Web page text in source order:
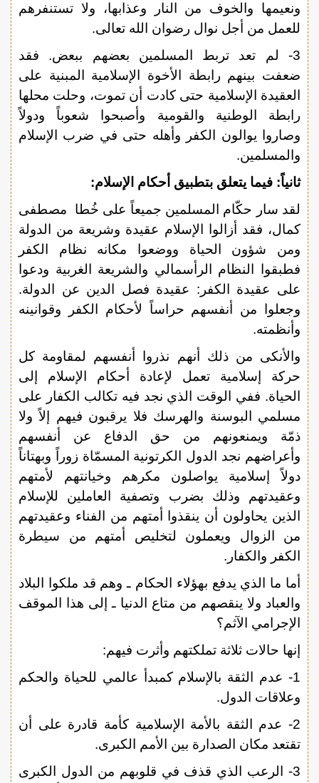
ونعيمها والخوف من النار وعذابها، ولا تستنفرهم
للعمل من أجل نوال رضوان الله تعالى.
3- لم تعد تربط المسلمين بعضهم ببعض. فقد
ضعفت بينهم رابطة الأخوة الإسلامية المبنية على
العقيدة الإسلامية حتى كادت أن تموت، وحلت محلها
رابطة الوطنية والقومية وأصبحوا شعوباً ودولاً
وصاروا يوالون الكفر وأهله حتى في ضرب الإسلام
والمسلمين.
ثانياً: فيما يتعلق بتطبيق أحكام الإسلام:
لقد سار حكّام المسلمين جميعاً على خُطا مصطفى
كمال، فقد أزالوا الإسلام عقيدة وشريعة من الدولة
ومن شؤون الحياة ووضعوا مكانه نظام الكفر
فطبقوا النظام الرأسمالي والشريعة الغربية ودعوا
على عقيدة الكفر: عقيدة فصل الدين عن الدولة.
وجعلوا من أنفسهم حراساً لأحكام الكفر وقوانينه
وأنظمته.
والأنكى من ذلك أنهم نذروا أنفسهم لمقاومة كل
حركة إسلامية تعمل لإعادة أحكام الإسلام إلى
الحياة. ففي الوقت الذي نجد فيه تكالب الكفار على
مسلمي البوسنة والهرسك فلا يرقبون فيهم إلاً ولا
ذمّة ويمنعونهم من حق الدفاع عن أنفسهم
وأعراضهم نجد الدول الكرتونية المسمّاة زوراً وبهتاناً
دولاً إسلامية يواصلون مكرهم وخيانتهم لأمتهم
وعقيدتهم وذلك بضرب وتصفية العاملين للإسلام
الذين يحاولون أن ينقذوا أمتهم من الفناء وعقيدتهم
من الزوال ويعملون لتخليص أمتهم من سيطرة
الكفر والكفار.
أما ما الذي يدفع بهؤلاء الحكام ـ وهم قد ملكوا البلاد
والعباد ولا ينقصهم من متاع الدنيا ـ إلى هذا الموقف
الإجرامي الآثم؟
إنها حالات ثلاثة تملكتهم وأثرت فيهم:
1- عدم الثقة بالإسلام كمبدأ عالمي للحياة والحكم
وعلاقات الدول.
2- عدم الثقة بالأمة الإسلامية كأمة قادرة على أن
تقتعد مكان الصدارة بين الأمم الكبرى.
3- الرعب الذي قذف في قلوبهم من الدول الكبرى